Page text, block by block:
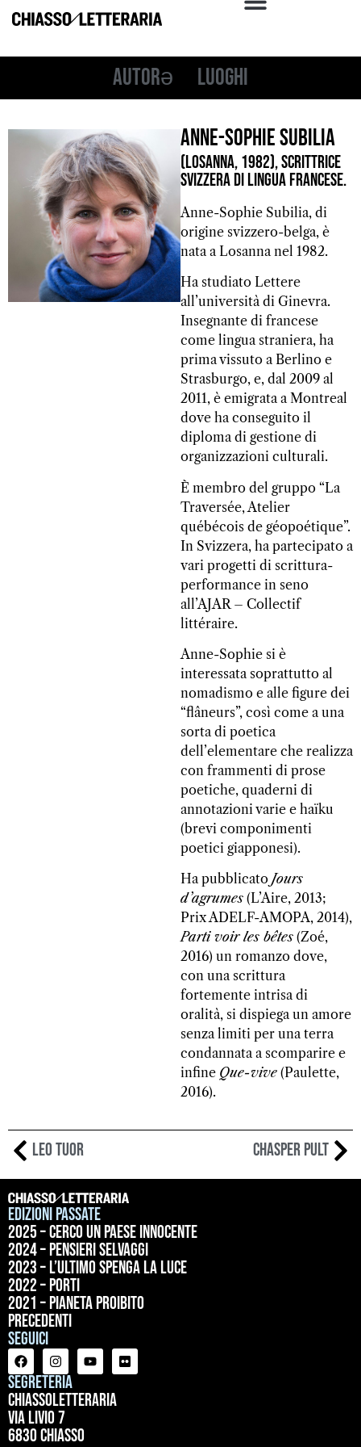
Autorə Luoghi
Anne-Sophie Subilia
(Losanna, 1982), scrittrice
svizzera di lingua francese.
Anne-Sophie Subilia, di
origine svizzero-belga, è
nata a Losanna nel 1982.
Ha studiato Lettere
all’università di Ginevra.
Insegnante di francese
come lingua straniera, ha
prima vissuto a Berlino e
Strasburgo, e, dal 2009 al
2011, è emigrata a Montreal
dove ha conseguito il
diploma di gestione di
organizzazioni culturali.
È membro del gruppo “La
Traversée, Atelier
québécois de géopoétique”.
In Svizzera, ha partecipato a
vari progetti di scrittura-
performance in seno
all’AJAR – Collectif
littéraire.
Anne-Sophie si è
interessata soprattutto al
nomadismo e alle figure dei
“flâneurs”, così come a una
sorta di poetica
dell’elementare che realizza
con frammenti di prose
poetiche, quaderni di
annotazioni varie e haïku
(brevi componimenti
poetici giapponesi).
Ha pubblicato Jours
d’agrumes (L’Aire, 2013;
Prix ADELF-AMOPA, 2014),
Parti voir les bêtes (Zoé,
2016) un romanzo dove,
con una scrittura
fortemente intrisa di
oralità, si dispiega un amore
senza limiti per una terra
condannata a scomparire e
infine Que-vive (Paulette,
2016).
Leo Tuor Chasper Pult
Edizioni passate
2025 – Cerco un paese innocente
2024 – Pensieri selvaggi
2023 – L’ultimo spenga la luce
2022 – Porti
2021 – Pianeta proibito
precedenti
Seguici
Segreteria
ChiassoLetteraria
Via Livio 7
6830 Chiasso